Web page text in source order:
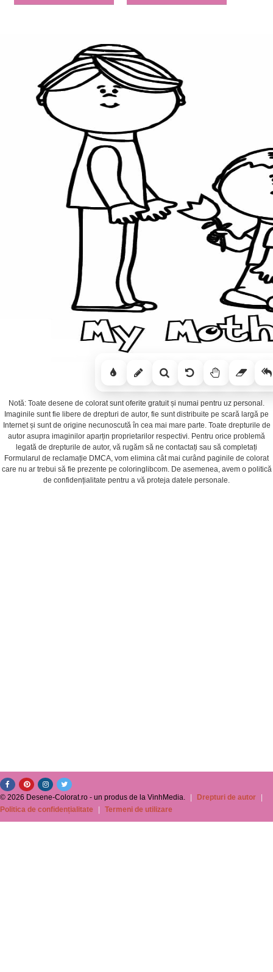
Notă: Toate desene de colorat sunt oferite gratuit și numai pentru uz personal.
Imaginile sunt fie libere de drepturi de autor, fie sunt distribuite pe scară largă pe
Internet și sunt de origine necunoscută în cea mai mare parte. Toate drepturile de
autor asupra imaginilor aparțin proprietarilor respectivi. Pentru orice problemă
legată de drepturile de autor, vă rugăm să ne contactați sau să completați
Formularul de reclamație DMCA, vom elimina cât mai curând paginile de colorat
care nu ar trebui să fie prezente pe coloringlibcom. De asemenea, avem o politică
de confidențialitate pentru a vă proteja datele personale.
© 2026 Desene-Colorat.ro - un produs de la VinhMedia. Drepturi de autor
Politica de confidențialitate
Termeni de utilizare